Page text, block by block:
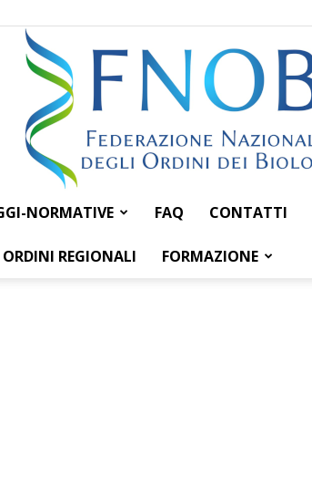
Federazione
NORMATIVE FAQ CONTATTI
ORDINI REGIONALI FORMAZIONE